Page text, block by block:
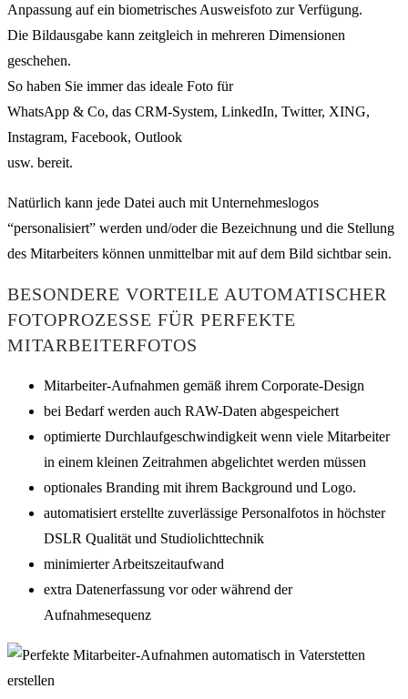
Anpassung auf ein biometrisches Ausweisfoto zur Verfügung.
Die Bildausgabe kann zeitgleich in mehreren Dimensionen
geschehen.
So haben Sie immer das ideale Foto für
WhatsApp & Co, das CRM-System, LinkedIn, Twitter, XING,
Instagram, Facebook, Outlook
usw. bereit.
Natürlich kann jede Datei auch mit Unternehmeslogos
“personalisiert” werden und/oder die Bezeichnung und die Stellung
des Mitarbeiters können unmittelbar mit auf dem Bild sichtbar sein.
BESONDERE VORTEILE AUTOMATISCHER
FOTOPROZESSE FÜR PERFEKTE
MITARBEITERFOTOS
Mitarbeiter-Aufnahmen gemäß ihrem Corporate-Design
bei Bedarf werden auch RAW-Daten abgespeichert
optimierte Durchlaufgeschwindigkeit wenn viele Mitarbeiter
in einem kleinen Zeitrahmen abgelichtet werden müssen
optionales Branding mit ihrem Background und Logo.
automatisiert erstellte zuverlässige Personalfotos in höchster
DSLR Qualität und Studiolichttechnik
minimierter Arbeitszeitaufwand
extra Datenerfassung vor oder während der
Aufnahmesequenz